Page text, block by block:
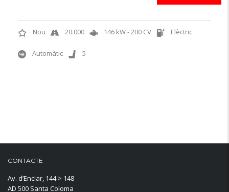
Nou 20.000 146 kW - 200 CV Elèctric
Automàtic 5
CONTACTE
Av. d’Enclar, 144 > 148
AD 500 Santa Coloma